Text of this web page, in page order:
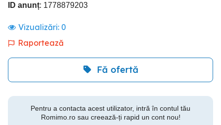
ID anunț: 1778879203
Vizualizări: 0
Raportează
Fă ofertă
Pentru a contacta acest utilizator, intră în contul tău
Romimo.ro sau creează-ți rapid un cont nou!